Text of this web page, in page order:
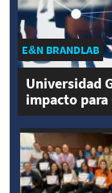
E&N BRANDLAB
Universidad
impacto para